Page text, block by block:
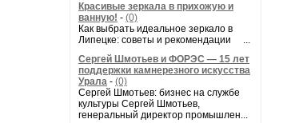
Красивые зеркала в прихожую и
ванную! - (0)
Как выбрать идеальное зеркало в
Липецке: советы и рекомендации ...
Сергей Шмотьев и ФОРЭС — 15 лет
поддержки камнерезного искусства
Урала - (0)
Сергей Шмотьев: бизнес на службе
культуры Сергей Шмотьев,
генеральный директор промышлен...